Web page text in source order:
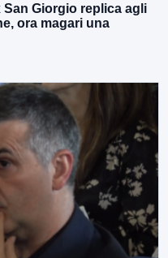
Giorgio replica agli
ora magari una